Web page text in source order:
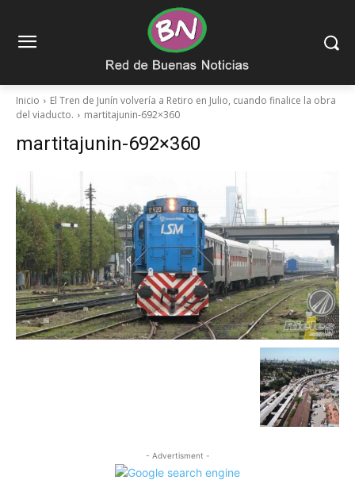
Inicio
El Tren de Junín volvería a Retiro en Julio, cuando finalice la obra
del viaducto.
martitajunin-692×360
martitajunin-692×360
- Advertisment -